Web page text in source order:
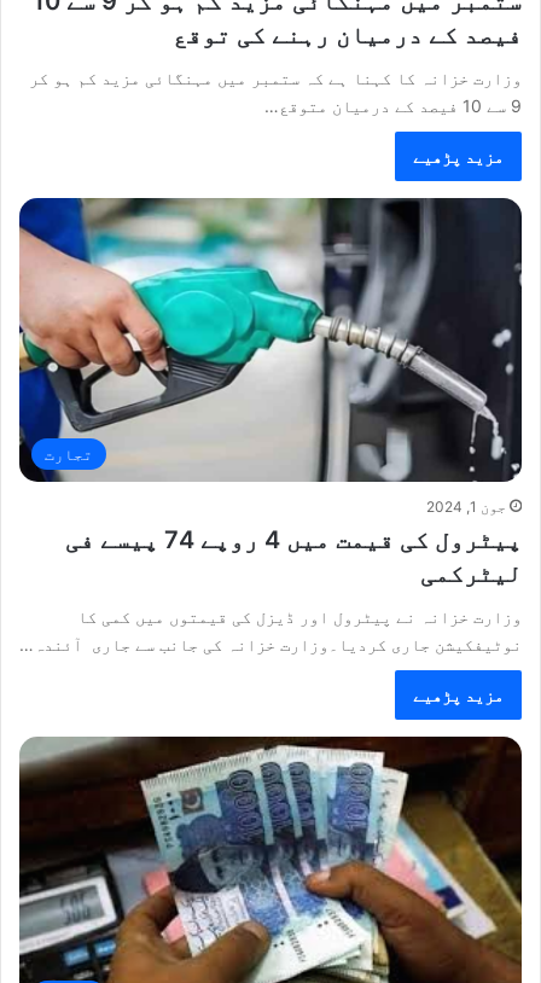
فیصد کے درمیان رہنے کی توقع
وزارت خزانہ کا کہنا ہے کہ ستمبر میں مہنگائی مزید کم ہو کر
9 سے 10 فیصد کے درمیان متوقع…
مزید پڑھیے
تجارت
جون 1, 2024
پیٹرول کی قیمت میں 4 روپے 74 پیسے فی
لیٹرکمی
وزارت خزانہ نے پیٹرول اور ڈیزل کی قیمتوں میں کمی کا
نوٹیفکیشن جاری کردیا۔وزارت خزانہ کی جانب سے جاری آئندہ…
مزید پڑھیے